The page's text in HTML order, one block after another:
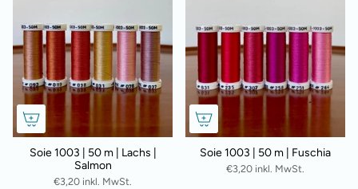
Soie 1003 | 50 m | Lachs |
Salmon
€3,20 inkl. MwSt.
Soie 1003 | 50 m | Fuschia
€3,20 inkl. MwSt.